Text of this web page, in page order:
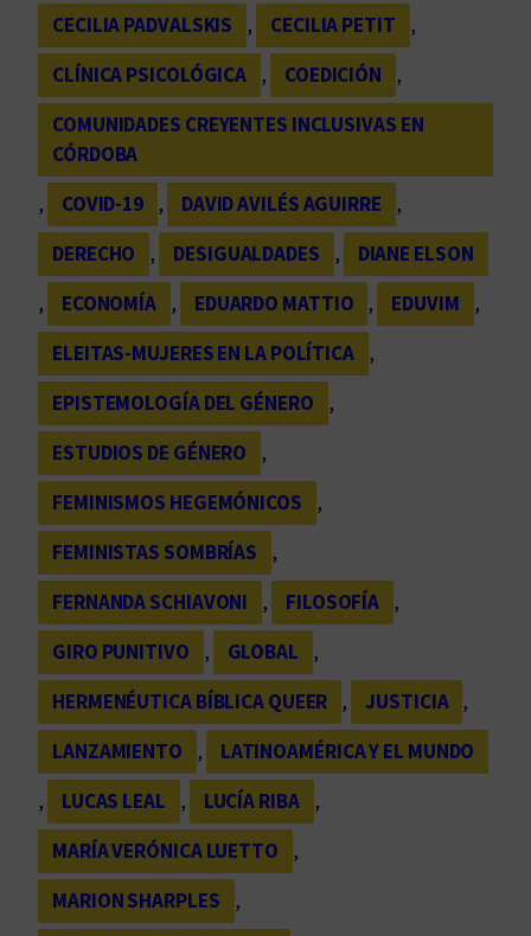
CECILIA PADVALSKIS
, CECILIA PETIT
,
CLÍNICA PSICOLÓGICA
, COEDICIÓN
,
COMUNIDADES CREYENTES INCLUSIVAS EN
CÓRDOBA
,
COVID-19 , DAVID AVILÉS AGUIRRE
,
DERECHO
, DESIGUALDADES ,
DIANE ELSON
,
ECONOMÍA , EDUARDO MATTIO , EDUVIM
,
ELEITAS-MUJERES EN LA POLÍTICA
,
EPISTEMOLOGÍA DEL GÉNERO
,
ESTUDIOS DE GÉNERO
,
FEMINISMOS HEGEMÓNICOS
,
FEMINISTAS SOMBRÍAS
,
FERNANDA SCHIAVONI
, FILOSOFÍA
,
GIRO PUNITIVO
, GLOBAL
,
HERMENÉUTICA BÍBLICA QUEER
, JUSTICIA
,
LANZAMIENTO
,
LATINOAMÉRICA Y EL MUNDO
,
LUCAS LEAL , LUCÍA RIBA
,
MARÍA VERÓNICA LUETTO
,
MARION SHARPLES
,